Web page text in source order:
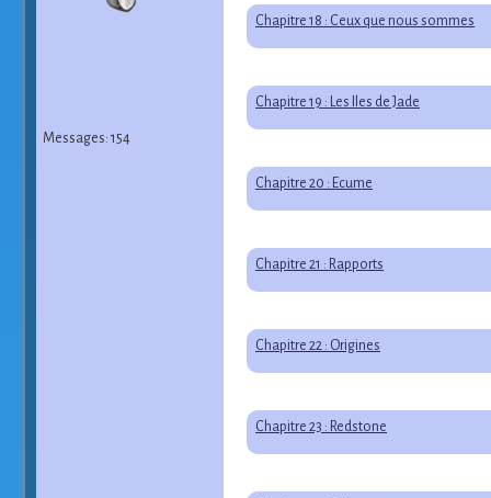
Messages: 154
Chapitre 18 : Ceux que nous sommes
Chapitre 19 : Les Îles de Jade
Chapitre 20 : Ecume
Chapitre 21 : Rapports
Chapitre 22 : Origines
Chapitre 23 : Redstone